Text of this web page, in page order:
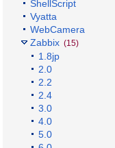
ShellScript
Vyatta
WebCamera
Zabbix (15)
1.8jp
2.0
2.2
2.4
3.0
4.0
5.0